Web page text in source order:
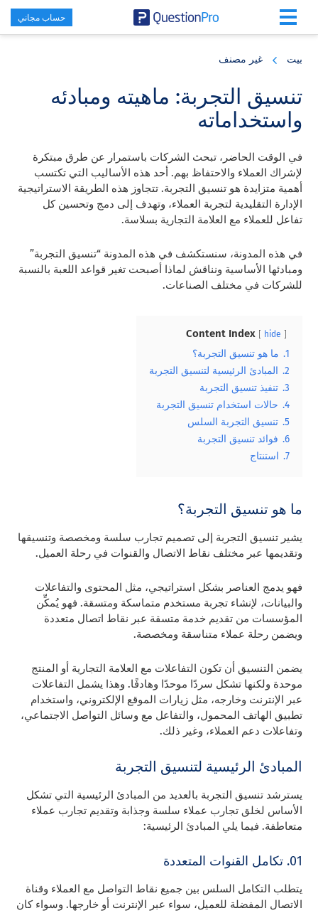
حساب مجاني
بيت غير مصنف
تنسيق التجربة: ماهيته ومبادئه
واستخداماته
في الوقت الحاضر، تبحث الشركات باستمرار عن طرق مبتكرة
لإشراك العملاء والاحتفاظ بهم. أحد هذه الأساليب التي تكتسب
أهمية متزايدة هو تنسيق التجربة. تتجاوز هذه الطريقة الاستراتيجية
الإدارة التقليدية لتجربة العملاء، وتهدف إلى دمج وتحسين كل
تفاعل للعملاء مع العلامة التجارية بسلاسة.
في هذه المدونة، سنستكشف في هذه المدونة “تنسيق التجربة”
ومبادئها الأساسية ونناقش لماذا أصبحت تغير قواعد اللعبة بالنسبة
للشركات في مختلف الصناعات.
Content Index hide
1. ما هو تنسيق التجربة؟
2. المبادئ الرئيسية لتنسيق التجربة
3. تنفيذ تنسيق التجربة
4. حالات استخدام تنسيق التجربة
5. تنسيق التجربة السلس
6. فوائد تنسيق التجربة
7. استنتاج
ما هو تنسيق التجربة؟
يشير تنسيق التجربة إلى تصميم تجارب سلسة ومخصصة وتنسيقها
وتقديمها عبر مختلف نقاط الاتصال والقنوات في رحلة العميل.
فهو يدمج العناصر بشكل استراتيجي، مثل المحتوى والتفاعلات
والبيانات، لإنشاء تجربة مستخدم متماسكة ومتسقة. فهو يُمكِّن
المؤسسات من تقديم خدمة متسقة عبر نقاط اتصال متعددة
ويضمن رحلة عملاء متناسقة ومخصصة.
يضمن التنسيق أن تكون التفاعلات مع العلامة التجارية أو المنتج
موحدة ولكنها تشكل سردًا موحدًا وهادفًا. وهذا يشمل التفاعلات
عبر الإنترنت وخارجه، مثل زيارات الموقع الإلكتروني، واستخدام
تطبيق الهاتف المحمول، والتفاعل مع وسائل التواصل الاجتماعي،
وتفاعلات دعم العملاء، وغير ذلك.
المبادئ الرئيسية لتنسيق التجربة
يسترشد تنسيق التجربة بالعديد من المبادئ الرئيسية التي تشكل
الأساس لخلق تجارب عملاء سلسة وجذابة وتقديم تجارب عملاء
متعاطفة. فيما يلي المبادئ الرئيسية:
01. تكامل القنوات المتعددة
يتطلب التكامل السلس بين جميع نقاط التواصل مع العملاء وقناة
الاتصال المفضلة للعميل، سواء عبر الإنترنت أو خارجها. وسواء كان